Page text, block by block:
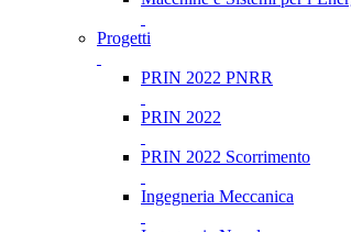
Progetti
PRIN 2022 PNRR
PRIN 2022
PRIN 2022 Scorrimento
Ingegneria Meccanica